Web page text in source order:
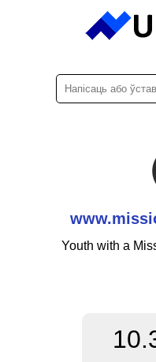
Youth with a